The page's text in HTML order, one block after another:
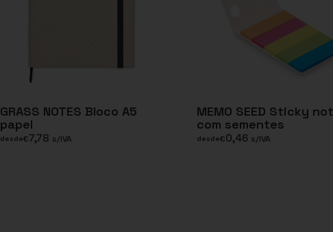
GRASS NOTES Bloco A5
papel
desde€7,78 s/IVA
MEMO SEED Sticky
com sementes
desde€0,46 s/IVA